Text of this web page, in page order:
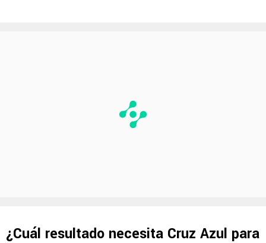
¿Cuál resultado necesita Cruz Azul para